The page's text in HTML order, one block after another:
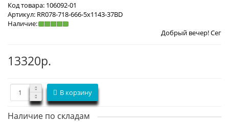
Код товара: 106092-01
Артикул: RR078-718-666-5x1143-37BD
Наличие:
Добрый вечер! СегодняПятница
13320р.
В корзину
Наличие по складам